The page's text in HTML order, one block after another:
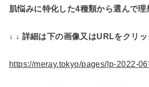
肌悩みに特化した4種類から選んで理
↓ ↓ 詳細は下の画像又はURLをクリッ
https://meray.tokyo/pages/lp-2022-